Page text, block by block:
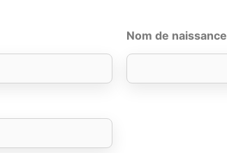
Nom de naissance